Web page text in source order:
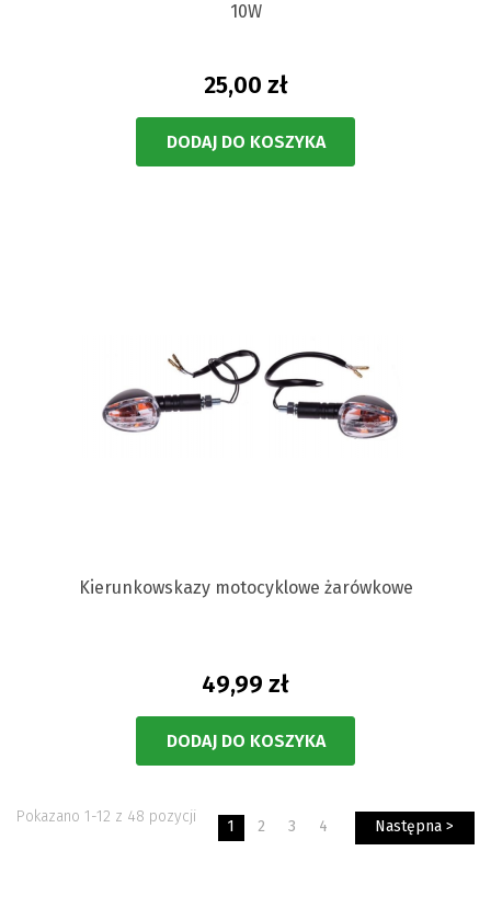
10W
25,00 zł
DODAJ DO KOSZYKA
Kierunkowskazy motocyklowe żarówkowe
49,99 zł
DODAJ DO KOSZYKA
Pokazano 1-12 z 48 pozycji
1 2 3 4 Następna >